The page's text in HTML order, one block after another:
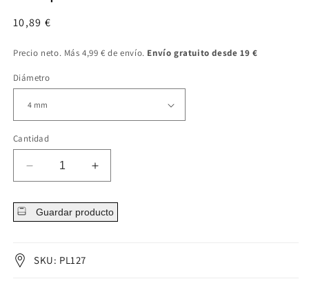
Precio
10,89 €
Precio neto. Más 4,99 € de envío. Envío gratuito desde 19 €
Diámetro
Cantidad
Disminuir
cantidad
para
Plug
Turquesa
Aumentar
cantidad
para
Plug
Guardar producto
SKU: PL127